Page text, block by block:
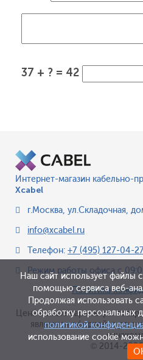
37 + ? = 42
Интернет-магазин кабельно-
Xcabel
г.Москва, ул.Складочная,
info@xcabel.ru
Телефон: +7 (495) 127-04-
Режим работы офиса с
Политика
Цена и иные параметры
являются офертой, а
© 2014-
Наш сайт использует файлы
помощью сервиса веб-
Продолжая использовать
обработку персональных
политикой
использование cookie